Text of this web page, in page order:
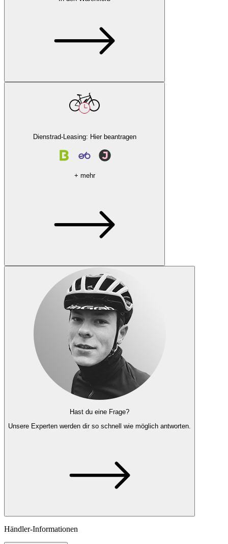
Dienstrad-Leasing: Hier beantragen
+ mehr
Hast du eine Frage?
Unsere Experten werden dir so schnell wie möglich antworten.
Händler-Informationen